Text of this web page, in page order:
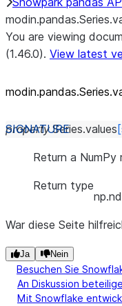
You are viewing
(1.46.0). View latest
property Series.values
Return a
Return type
War diese Seite
Ja Nein
Besuchen Sie
An Diskussion
Mit Snowflake